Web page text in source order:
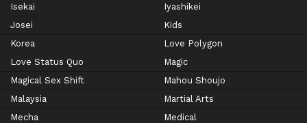
Isekai
Iyashikei
Josei
Kids
Korea
Love Polygon
Love Status Quo
Magic
Magical Sex Shift
Mahou Shoujo
Malaysia
Martial Arts
Mecha
Medical